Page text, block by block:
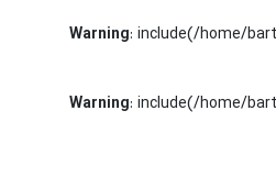
Warning: include(/home/
Warning: include(/home/